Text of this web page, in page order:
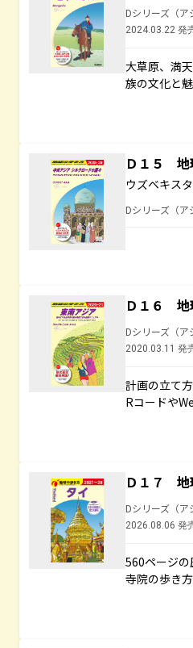
Dシリーズ（
2024.03.22 発
大草原、満
族の文化と
Ｄ１５ 地
ウズベキス
Dシリーズ（
Ｄ１６ 地
Dシリーズ（
2020.03.11 発
計画の立て
Rコードや
Ｄ１７ 地
Dシリーズ（
2026.08.06 発
560ページ
寺院の歩き